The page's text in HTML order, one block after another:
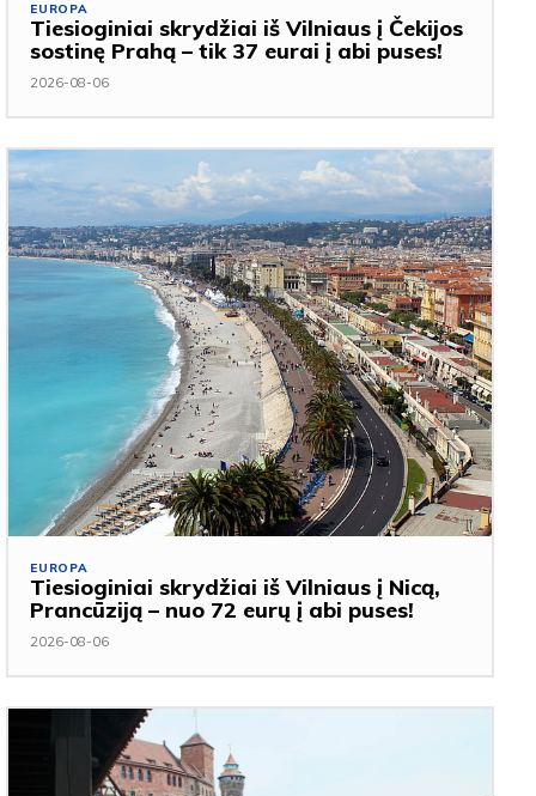
EUROPA
Tiesioginiai skrydžiai iš Vilniaus į Čekijos
sostinę Prahą – tik 37 eurai į abi puses!
2026-08-06
EUROPA
Tiesioginiai skrydžiai iš Vilniaus į Nicą,
Prancūziją – nuo 72 eurų į abi puses!
2026-08-06